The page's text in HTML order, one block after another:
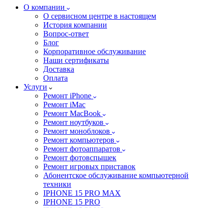
О компании
О сервисном центре в настоящем
История компании
Вопрос-ответ
Блог
Корпоративное обслуживание
Наши сертификаты
Доставка
Оплата
Услуги
Ремонт iPhone
Ремонт iMac
Ремонт MacBook
Ремонт ноутбуков
Ремонт моноблоков
Ремонт компьютеров
Ремонт фотоаппаратов
Ремонт фотовспышек
Ремонт игровых приставок
Абонентское обслуживание компьютерной
техники
IPHONE 15 PRO MAX
IPHONE 15 PRO